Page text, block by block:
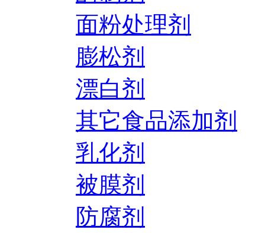
面粉处理剂
膨松剂
漂白剂
其它食品添加剂
乳化剂
被膜剂
防腐剂